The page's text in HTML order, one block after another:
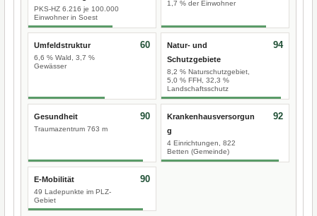
PKS-HZ 6.216 je 100.000
Einwohner in Soest
1,7 % der Einwohner
Umfeldstruktur
6,6 % Wald, 3,7 %
Gewässer
60
Natur- und
Schutzgebiete
8,2 % Naturschutzgebiet,
5,0 % FFH, 32,3 %
Landschaftsschutz
94
Gesundheit
Traumazentrum 763 m
90
Krankenhausversorgun
g
4 Einrichtungen, 822
Betten (Gemeinde)
92
E-Mobilität
49 Ladepunkte im PLZ-
Gebiet
90